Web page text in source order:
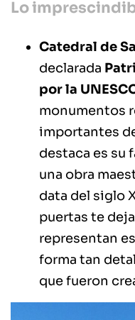
Lo
Catedral de
declarada
por la
monumentos
importantes
destaca es su
una obra
data del siglo
puertas te
representan
forma tan
que fueron